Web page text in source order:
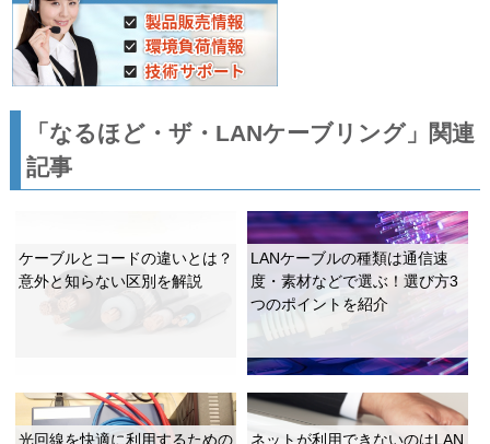
「なるほど・ザ・LANケーブリング」関連
記事
ケーブルとコードの違いとは？
意外と知らない区別を解説
LANケーブルの種類は通信速
度・素材などで選ぶ！選び方3
つのポイントを紹介
光回線を快適に利用するための
ネットが利用できないのはLAN